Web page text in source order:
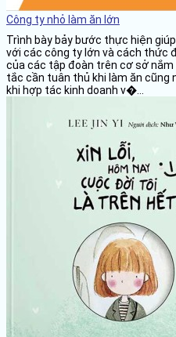
Công ty nhỏ làm ăn lớn
Trình bày bảy bước thực hiện
với các công ty lớn và cách thức
của các tập đoàn trên cơ sở
tắc cần tuân thủ khi làm ăn
khi hợp tác kinh doanh v�...